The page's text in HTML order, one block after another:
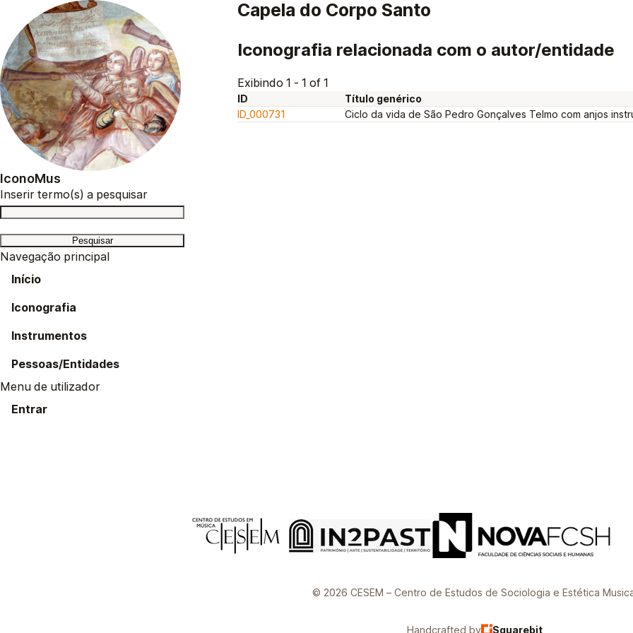
IconoMus
Inserir termo(s) a pesquisar
Navegação principal
Início
Iconografia
Instrumentos
Pessoas/Entidades
Menu de utilizador
Entrar
Capela do Corpo Santo
Iconografia relacionada com o autor/entidade
Exibindo 1 - 1 of 1
ID
Título genérico
ID_000731
Ciclo da vida de São Pedro Gonçalves Telmo com anjos
© 2026 CESEM – Centro de Estudos de Sociologia e Estética
Handcrafted by Squarebit